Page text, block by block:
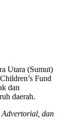
Utara (Sumut)
Fund
dan
daerah.
dan